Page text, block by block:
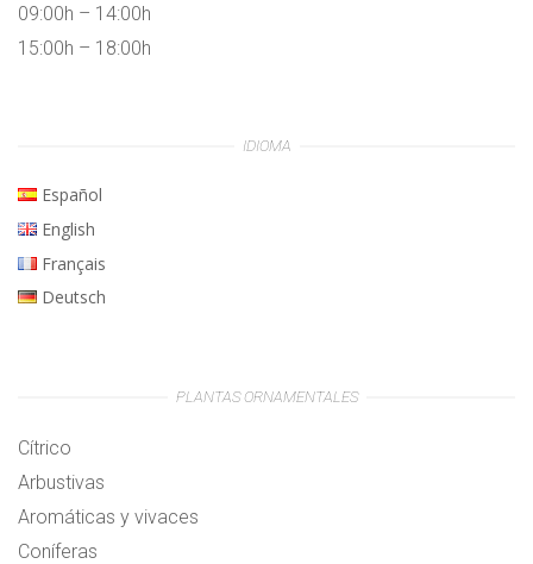
09:00h – 14:00h
15:00h – 18:00h
IDIOMA
Español
English
Français
Deutsch
PLANTAS ORNAMENTALES
Cítrico
Arbustivas
Aromáticas y vivaces
Coníferas